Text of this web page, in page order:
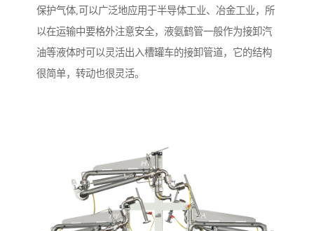
保护气体,可以广泛地应用于半导体工业、冶金工业，所
以在运输中要格外注意安全，液氨鹤管一般作为接卸汽
油等液体时可以灵活出入槽罐车的接卸管道，它的结构
很简单，转动也很灵活。